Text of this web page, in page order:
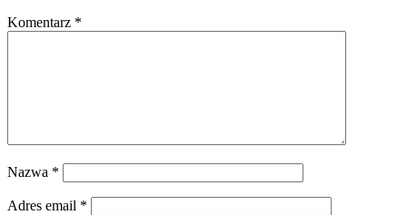
Komentarz *
Nazwa *
Adres email *